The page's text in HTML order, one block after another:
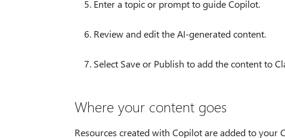
Enter a topic or prompt to guide Copilot.
Review and edit the AI-generated content.
Select Save or Publish to add the content to
Where your content goes
Resources created with Copilot are added to your